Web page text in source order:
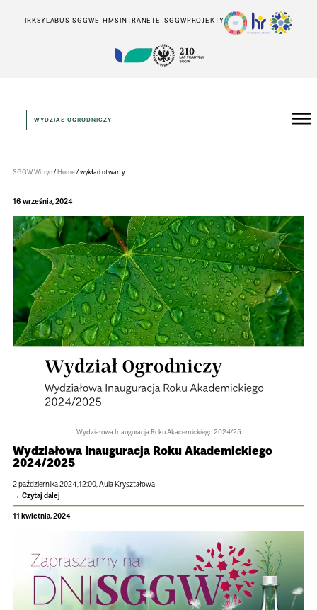
IRKSYLABUS SGGWE-HMSINTRANETE-SGGWPROJEKTY
WYDZIAŁ OGRODNICZY
SGGW Witryn/Home/wykład otwarty
16 września, 2024
Wydziałowa Inauguracja Roku Akacemickiego 2024/25
Wydzia­łowa Inau­gu­ra­cja Roku Aka­de­mic­kiego
2024/2025
2 paździer­nika 2024,12:00, Aula Krysz­ta­ło­wa
Czytaj dalej
11 kwietnia, 2024